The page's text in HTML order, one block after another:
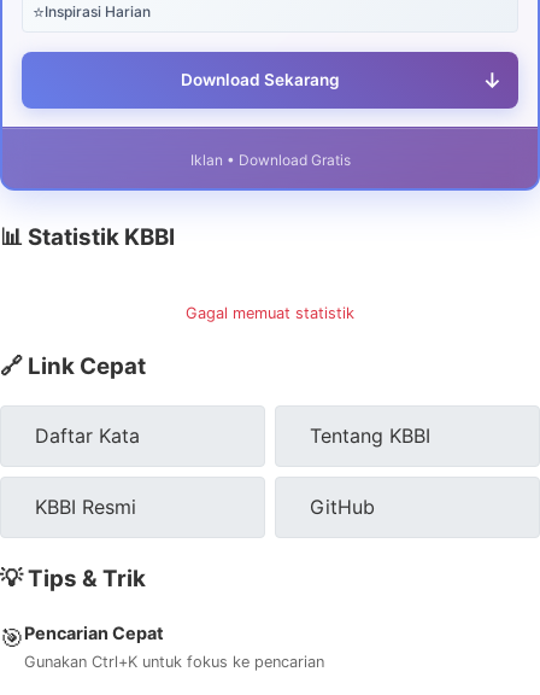
⭐Inspirasi Harian
Download Sekarang ↓
Iklan • Download Gratis
📊 Statistik KBBI
Gagal memuat statistik
🔗 Link Cepat
Daftar Kata Tentang KBBI
KBBI Resmi GitHub
💡 Tips & Trik
🎯Pencarian Cepat
Gunakan Ctrl+K untuk fokus ke pencarian